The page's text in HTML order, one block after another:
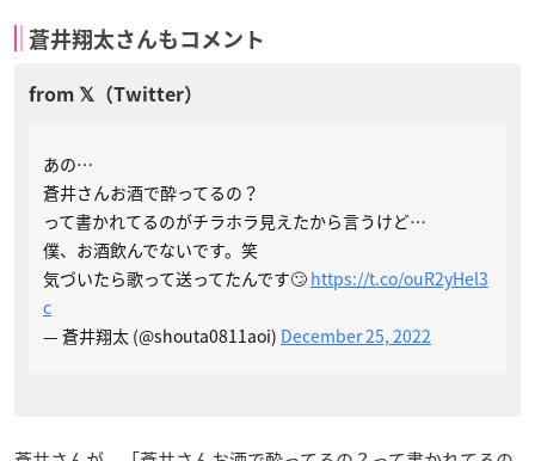
蒼井翔太さんもコメント
あの…
蒼井さんお酒で酔ってるの？
って書かれてるのがチラホラ見えたから言うけど…
僕、お酒飲んでないです。笑
気づいたら歌って送ってたんです🙄 https://t.co/ouR2yHel3
c
— 蒼井翔太 (@shouta0811aoi) December 25, 2022